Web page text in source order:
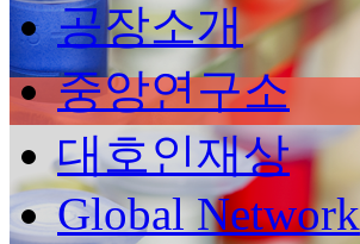
공장소개
중앙연구소
대호인재상
Global Network